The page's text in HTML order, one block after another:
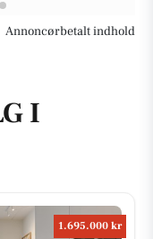
Annoncørbetalt indhold
I
1.695.000 kr